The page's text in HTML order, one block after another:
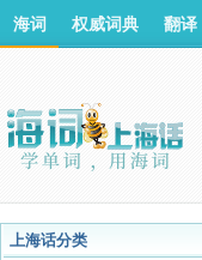
海词 权威词典 翻译
上海话分类